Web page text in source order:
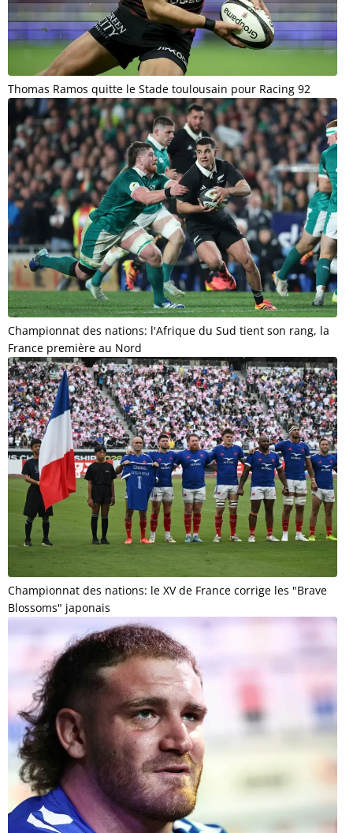
Thomas Ramos quitte le Stade toulousain pour Racing 92
Championnat des nations: l'Afrique du Sud tient son rang, la
France première au Nord
Championnat des nations: le XV de France corrige les "Brave
Blossoms" japonais